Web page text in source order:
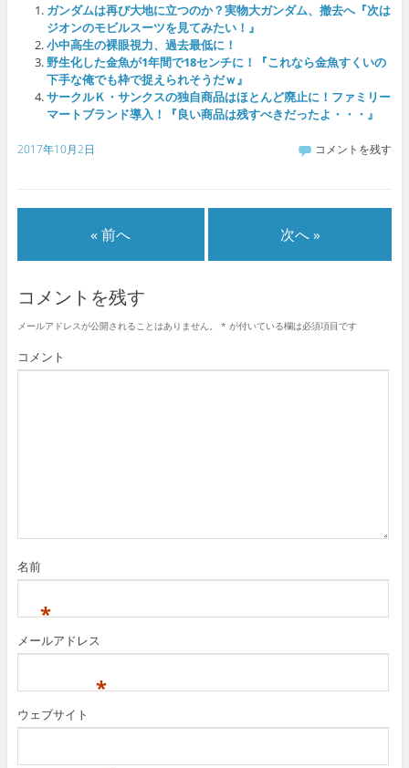
ガンダムは再び大地に立つのか？実物大ガンダム、撤去へ『次は
ジオンのモビルスーツを見てみたい！』
小中高生の裸眼視力、過去最低に！
野生化した金魚が1年間で18センチに！『これなら金魚すくいの
下手な俺でも枠で捉えられそうだｗ』
サークルＫ・サンクスの独自商品はほとんど廃止に！ファミリー
マートブランド導入！『良い商品は残すべきだったよ・・・』
2017年10月2日 コメントを残す
« 前へ 次へ »
コメントを残す
メールアドレスが公開されることはありません。 * が付いている欄は必須項目です
コメント
名前
*
メールアドレス
*
ウェブサイト